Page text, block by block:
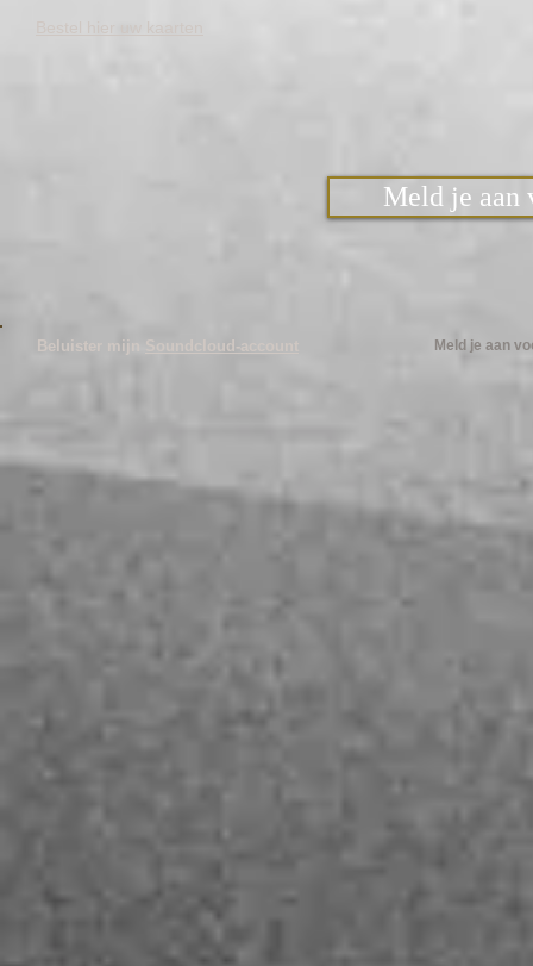
Bestel hier uw kaarten
Meld je aan
Meld je aan
Beluister mijn Soundcloud-account